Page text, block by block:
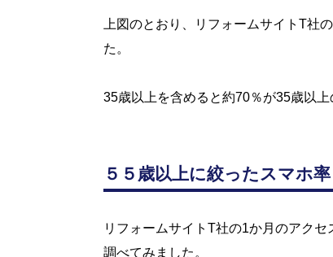
上図のとおり、リフォームサイトT社
た。
35歳以上を含めると約70％が35歳以上
５５歳以上に絞ったスマホ率
リフォームサイトT社の1か月のアク
調べてみました。